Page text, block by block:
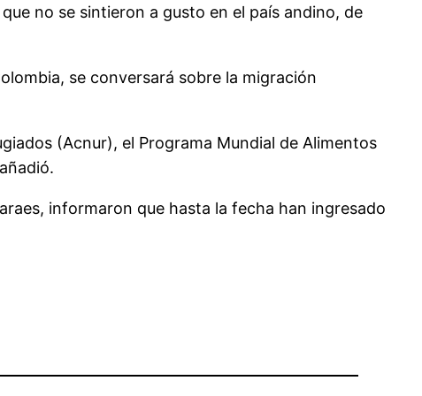
no se sintieron a gusto en el país andino, de
se conversará sobre la migración
(Acnur), el Programa Mundial de Alimentos
informaron que hasta la fecha han ingresado